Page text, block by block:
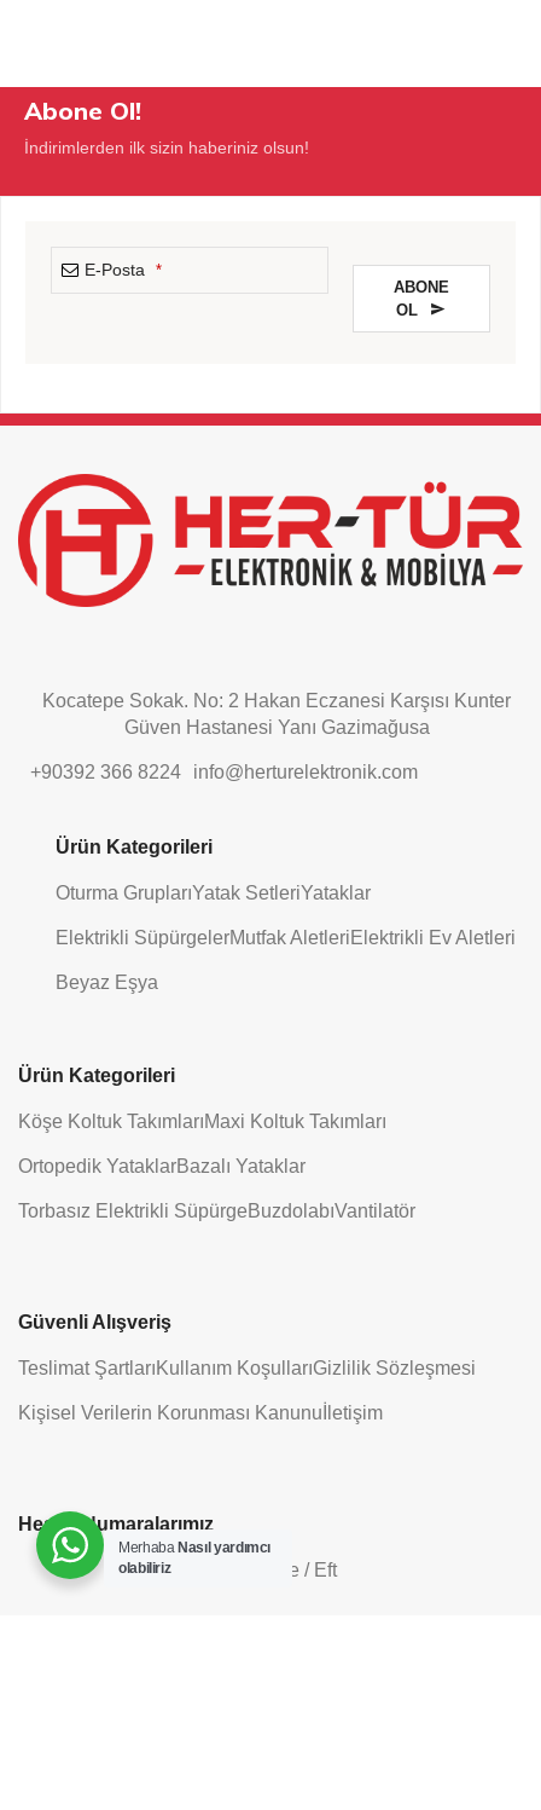
Abone Ol!
İndirimlerden ilk sizin haberiniz olsun!
E-Posta *
ABONE
OL
field
left
blank
Kocatepe Sokak. No: 2 Hakan Eczanesi Karşısı Kunter
Güven Hastanesi Yanı Gazimağusa
+90392 366 8224 info@herturelektronik.com
Ürün Kategorileri
Oturma GruplarıYatak SetleriYataklar
Elektrikli SüpürgelerMutfak AletleriElektrikli Ev Aletleri
Beyaz Eşya
Ürün Kategorileri
Köşe Koltuk TakımlarıMaxi Koltuk Takımları
Ortopedik YataklarBazalı Yataklar
Torbasız Elektrikli SüpürgeBuzdolabıVantilatör
Güvenli Alışveriş
Teslimat ŞartlarıKullanım KoşullarıGizlilik Sözleşmesi
Kişisel Verilerin Korunması Kanunu İletişim
Hesap Numaralarımız
Havale / Eft
Merhaba Nasıl yardımcı
olabiliriz